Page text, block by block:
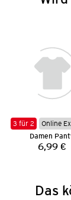
3 für 2
Online
Damen
Preis:
6,99 €
Das